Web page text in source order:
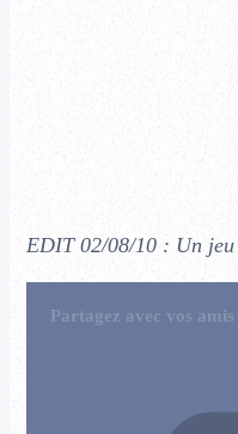
EDIT 02/08/10 : Un
Partagez avec vos amis